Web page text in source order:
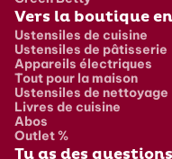
Vers la boutique
Ustensiles de cuisine
Ustensiles de pâtisserie
Appareils électriques
Tout pour la maison
Ustensiles de nettoyage
Livres de cuisine
Abos
Outlet %
Tu as des